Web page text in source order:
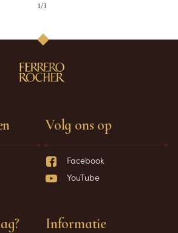
1/3
Informatie
Volg ons op
Facebook
YouTube